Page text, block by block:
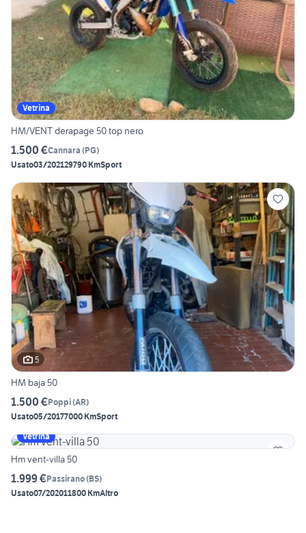
Vetrina
HM/VENT derapage 50 top nero
1.500 €Cannara (PG)
Usato03/202129790 KmSport
5
HM baja 50
1.500 €Poppi(AR)
Usato05/20177000 KmSport
Vetrina
Hm vent-villa 50
1.999 €Passirano(BS)
Usato07/202011800 KmAltro